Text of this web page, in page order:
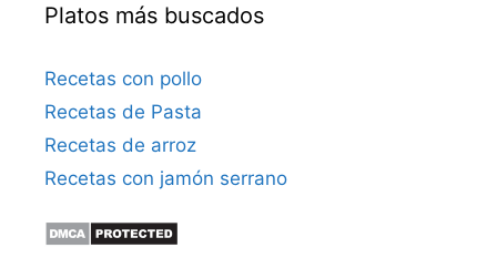
Platos más buscados
Recetas con pollo
Recetas de Pasta
Recetas de arroz
Recetas con jamón serrano